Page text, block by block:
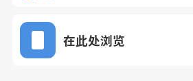
在此处浏览